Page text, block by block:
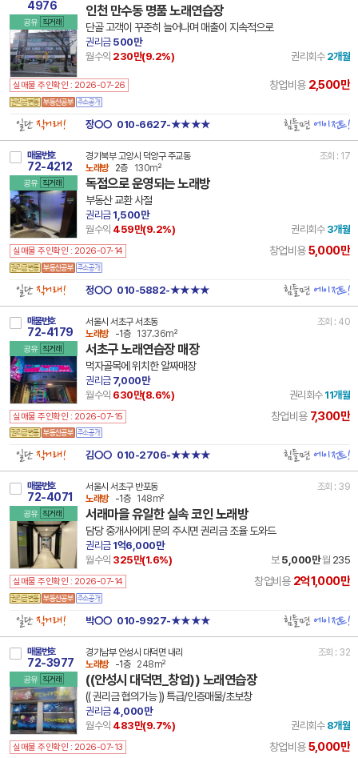
4976
공유 직거래
인천 만수동 명품 노래연습장
단골 고객이 꾸준히 늘어나며 매출이 지속적으로
권리금500만
월수익 230만(9.2%) 권리회수 2개월
실매물 주인확인 : 2026-07-26 창업비용 2,500만
일단직거래! 장○○ 010-6627-★★★★ 힘들면에이전트!
매물번호
72-4212
공유 직거래
경기북부 고양시 덕양구 주교동
조회 : 17
노래방
2층 130m²
독점으로 운영되는 노래방
부동산 교환 사절
권리금1,500만
월수익 459만(9.2%) 권리회수 3개월
실매물 주인확인 : 2026-07-14 창업비용5,000만
일단직거래! 정○○ 010-5882-★★★★ 힘들면에이전트!
매물번호
72-4179
공유 직거래
서울시 서초구 서초동
조회 : 40
노래방
-1층 137.36m²
서초구 노래연습장 매장
먹자골목에 위치한 알짜매장
권리금7,000만
월수익 630만(8.6%) 권리회수 11개월
실매물 주인확인 : 2026-07-15 창업비용 7,300만
일단직거래! 김○○ 010-2706-★★★★ 힘들면에이전트!
매물번호
72-4071
공유 직거래
서울시 서초구 반포동
조회 : 39
노래방
-1층 148m²
서래마을 유일한 실속 코인 노래방
담당 중개사에게 문의 주시면 권리금 조율 도와드
권리금1억6,000만
월수익 325만(1.6%) 보5,000만 월 235
실매물 주인확인 : 2026-07-14 창업비용 2억1,000만
일단직거래! 박○○ 010-9927-★★★★ 힘들면에이전트!
매물번호
72-3977
공유 직거래
경기남부 안성시 대덕면 내리
조회 : 32
노래방
-1층 248m²
((안성시 대덕면_창업)) 노래연습장
(( 권리금 협의가능 )) 특급/인증매물/초보창
권리금4,000만
월수익 483만(9.7%) 권리회수 8개월
실매물 주인확인 : 2026-07-13 창업비용5,000만